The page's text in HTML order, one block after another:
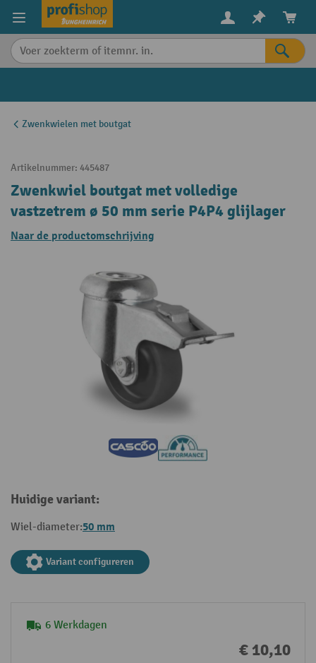
content
Zwenkwielen met boutgat
Artikelnummer: 445487
Zwenkwiel boutgat met volledige
vastzetrem ø 50 mm serie P4P4 glijlager
Naar de productomschrijving
Huidige variant:
Wiel-diameter:50 mm
Variant configureren
6 Werkdagen
€ 10,10